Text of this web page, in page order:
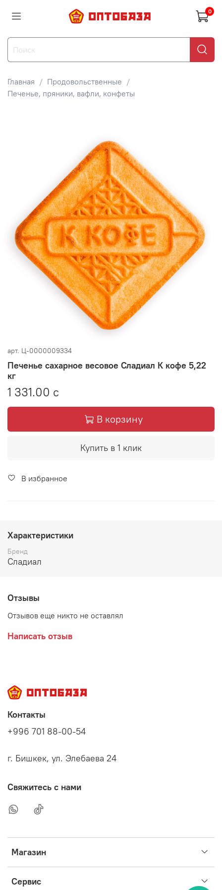
0
Главная
Продовольственные
Печенье, пряники, вафли, конфеты
арт. Ц-0000009334
Печенье сахарное весовое Сладиал К кофе 5,22
кг
1 331.00 с
В корзину
Купить в 1 клик
В избранное
Характеристики
Бренд
Сладиал
Отзывы
Отзывов еще никто не оставлял
Написать отзыв
Магазин
Сервис
Контакты
+996 701 88-00-54
г. Бишкек, ул. Элебаева 24
Свяжитесь с нами